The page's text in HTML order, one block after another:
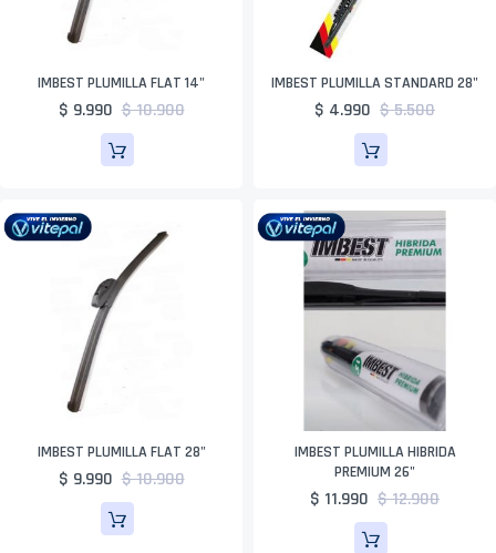
IMBEST PLUMILLA FLAT 14"
$ 9.990 $ 10.900
IMBEST PLUMILLA STANDARD 28"
$ 4.990 $ 5.500
IMBEST PLUMILLA FLAT 28"
$ 9.990 $ 10.900
IMBEST PLUMILLA HIBRIDA
PREMIUM 26"
$ 11.990 $ 12.900